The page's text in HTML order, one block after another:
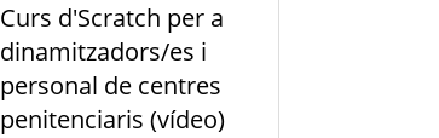
Curs d'Scratch per a
dinamitzadors/es i
personal de centres
penitenciaris (vídeo)